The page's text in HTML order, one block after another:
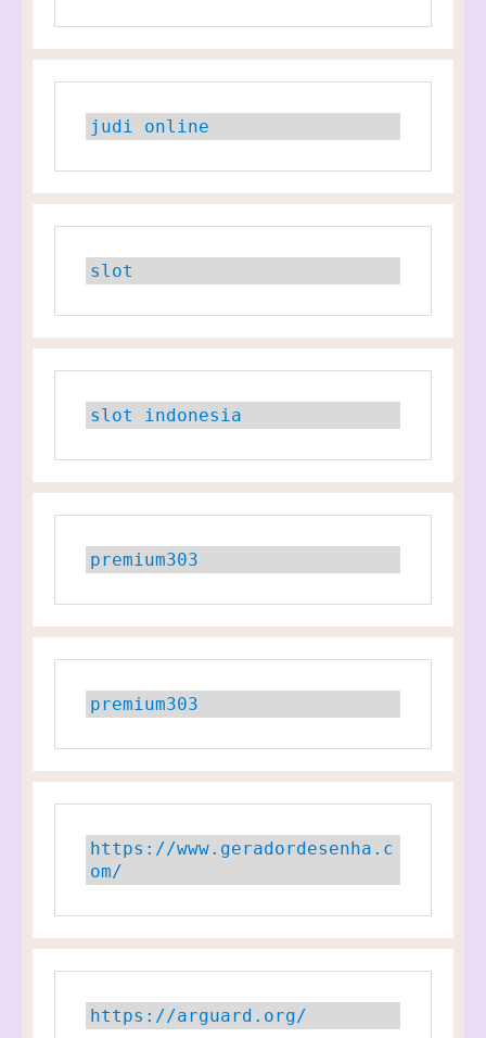
judi online
slot
slot indonesia
premium303
premium303
https://www.geradordesenha.c
om/
https://arguard.org/